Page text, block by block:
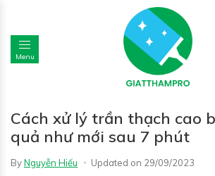
Menu
Cách xử lý trần thạch cao
quả như mới sau 7 phút
ByNguyễn Hiếu Updated on 29/09/2023